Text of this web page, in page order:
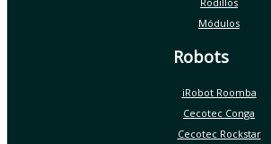
Módulos
Robots
iRobot Roomba
Cecotec Conga
Cecotec Rockstar